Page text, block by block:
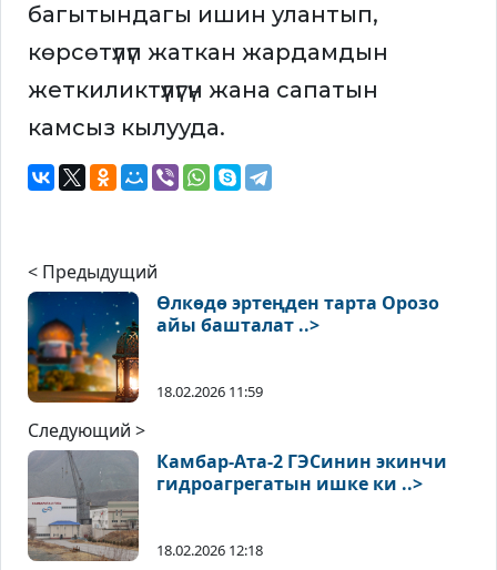
багытындагы ишин улантып,
көрсөтүлүп жаткан жардамдын
жеткиликтүүлүгүн жана сапатын
камсыз кылууда.
< Предыдущий
Өлкөдө эртеңден тарта Орозо
айы башталат ..>
18.02.2026 11:59
Следующий >
Камбар-Ата-2 ГЭСинин экинчи
гидроагрегатын ишке ки ..>
18.02.2026 12:18